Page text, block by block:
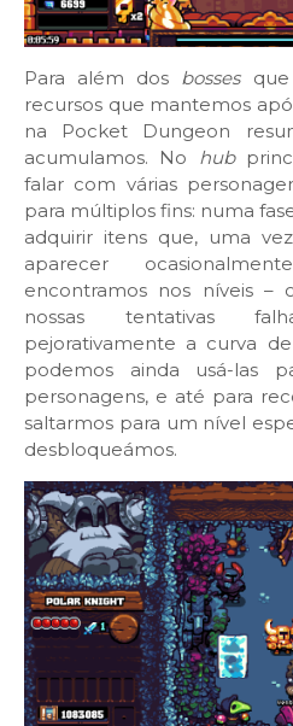
Para além dos bosses
recursos que mantemos
na Pocket Dungeon
acumulamos. No hub
falar com várias
para múltiplos fins: numa
adquirir itens que, uma
aparecer
encontramos nos níveis –
nossas tentativas
pejorativamente a curva
podemos ainda usá-las
personagens, e até para
saltarmos para um nível
desbloqueámos.